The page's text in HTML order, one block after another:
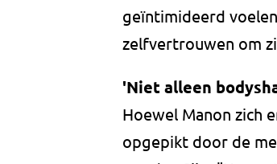
geïntimideerd
zelfvertrouwen om
'Niet alleen
Hoewel Manon zich
opgepikt door de